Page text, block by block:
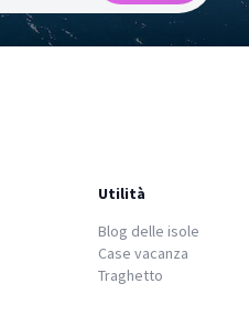
Utilità
Blog delle isole
Case vacanza
Traghetto